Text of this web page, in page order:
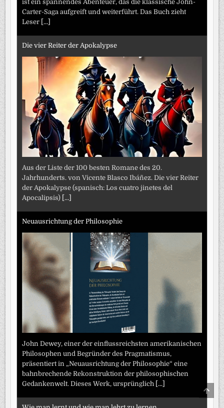
ist ein spannendes Abenteuer, das die klassische John-
Carter-Saga aufgreift und weiterführt. Das Buch zieht
Leser [...]
Die vier Reiter der Apokalypse
Aus der Liste der 100 besten Romane des 20.
Jahrhunderts. von Vicente Blasco Ibáñez. Die vier Reiter
der Apokalypse (spanisch: Los cuatro jinetes del
Apocalipsis) [...]
Neuausrichtung der Philosophie
John Dewey, einer der einflussreichsten amerikanischen
Philosophen und Begründer des Pragmatismus,
präsentiert in „Neuausrichtung der Philosophie“ eine
bahnbrechende Rekonstruktion der philosophischen
Gedankenwelt. Dieses Werk, ursprünglich [...]
TO
TOP